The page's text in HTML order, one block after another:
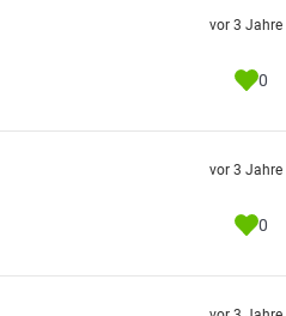
vor 3 Jahre
0
vor 3 Jahre
0